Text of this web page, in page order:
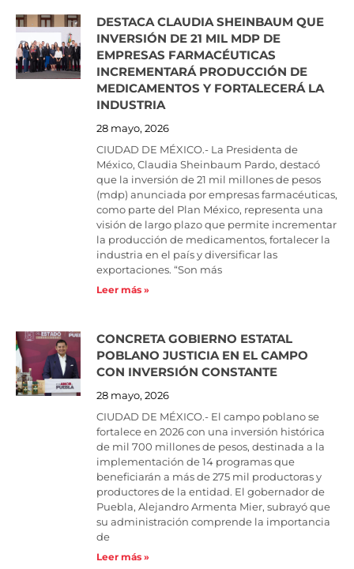
DESTACA CLAUDIA SHEINBAUM QUE
INVERSIÓN DE 21 MIL MDP DE
EMPRESAS FARMACÉUTICAS
INCREMENTARÁ PRODUCCIÓN DE
MEDICAMENTOS Y FORTALECERÁ LA
INDUSTRIA
28 mayo, 2026
CIUDAD DE MÉXICO.- La Presidenta de
México, Claudia Sheinbaum Pardo, destacó
que la inversión de 21 mil millones de pesos
(mdp) anunciada por empresas farmacéuticas,
como parte del Plan México, representa una
visión de largo plazo que permite incrementar
la producción de medicamentos, fortalecer la
industria en el país y diversificar las
exportaciones. “Son más
Leer más »
CONCRETA GOBIERNO ESTATAL
POBLANO JUSTICIA EN EL CAMPO
CON INVERSIÓN CONSTANTE
28 mayo, 2026
CIUDAD DE MÉXICO.- El campo poblano se
fortalece en 2026 con una inversión histórica
de mil 700 millones de pesos, destinada a la
implementación de 14 programas que
beneficiarán a más de 275 mil productoras y
productores de la entidad. El gobernador de
Puebla, Alejandro Armenta Mier, subrayó que
su administración comprende la importancia
de
Leer más »